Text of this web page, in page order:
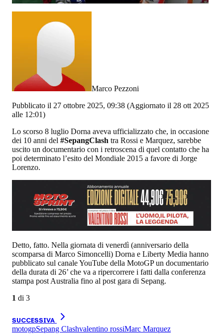
Marco Pezzoni
Pubblicato il 27 ottobre 2025, 09:38 (Aggiornato il 28 ott 2025
alle 12:01)
Lo scorso 8 luglio Dorna aveva ufficializzato che, in occasione
dei 10 anni del #SepangClash tra Rossi e Marquez, sarebbe
uscito un documentario con i retroscena di quel contatto che ha
poi determinato l’esito del Mondiale 2015 a favore di Jorge
Lorenzo.
Detto, fatto. Nella giornata di venerdì (anniversario della
scomparsa di Marco Simoncelli) Dorna e Liberty Media hanno
pubblicato sul canale YouTube della MotoGP un documentario
della durata di 26’ che va a ripercorrere i fatti dalla conferenza
stampa post Australia fino al post gara di Sepang.
1 di 3
SUCCESSIVA
motogpSepang Clashvalentino rossiMarc Marquez